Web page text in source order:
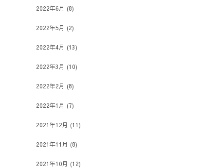
2022年6月 (8)
2022年5月 (2)
2022年4月 (13)
2022年3月 (10)
2022年2月 (8)
2022年1月 (7)
2021年12月 (11)
2021年11月 (8)
2021年10月 (12)